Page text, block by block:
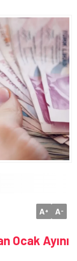
A+ A-
Ocak Ayını